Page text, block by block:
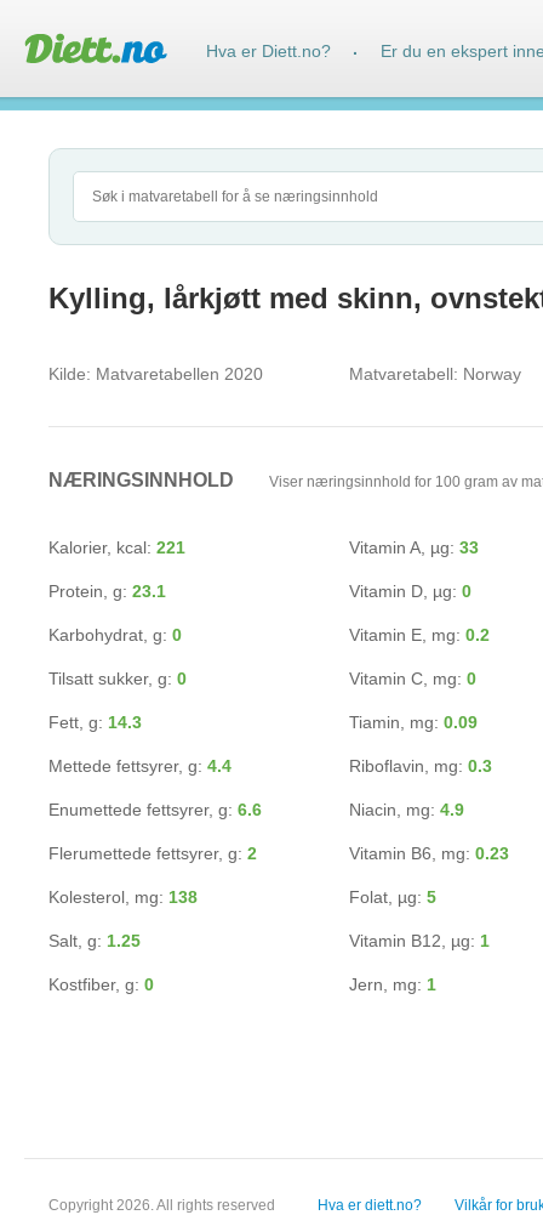
Kylling, lårkjøtt med skinn,
Kilde: Matvaretabellen 2020 Matvaretabell: Norway
NÆRINGSINNHOLD Viser næringsinnhold for 100 gram av
Kalorier, kcal: 221
Protein, g: 23.1
Karbohydrat, g: 0
Tilsatt sukker, g: 0
Fett, g: 14.3
Mettede fettsyrer, g: 4.4
Enumettede fettsyrer, g: 6.6
Flerumettede fettsyrer, g: 2
Kolesterol, mg: 138
Salt, g: 1.25
Kostfiber, g: 0
Vitamin A, µg: 33
Vitamin D, µg: 0
Vitamin E, mg: 0.2
Vitamin C, mg: 0
Tiamin, mg: 0.09
Riboflavin, mg: 0.3
Niacin, mg: 4.9
Vitamin B6, mg: 0.23
Folat, µg: 5
Vitamin B12, µg: 1
Jern, mg: 1
Copyright 2026. All rights reserved Hva er diett.no? Vilkår for
Hva er Diett.no? · Er du en ekspert